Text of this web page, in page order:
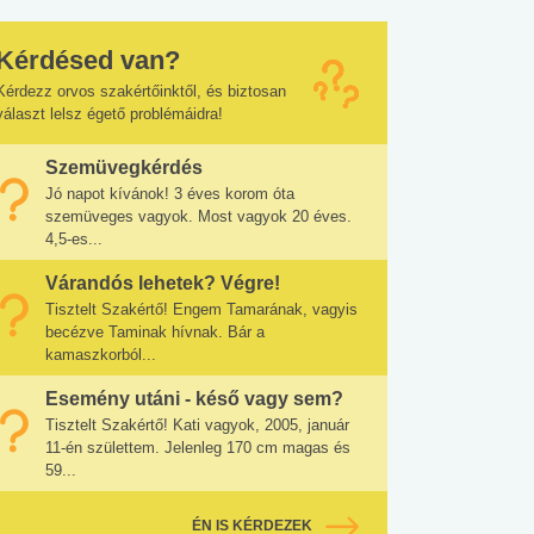
van?
orvos szakértőinktől, és biztosan
lelsz égető problémáidra!
Szemüvegkérdés
Jó napot kívánok! 3 éves korom óta
szemüveges vagyok. Most vagyok 20 éves.
4,5-es...
Várandós lehetek? Végre!
Tisztelt Szakértő! Engem Tamarának, vagyis
becézve Taminak hívnak. Bár a
kamaszkorból...
Esemény utáni - késő vagy sem?
Tisztelt Szakértő! Kati vagyok, 2005, január
11-én születtem. Jelenleg 170 cm magas és
59...
ÉN IS KÉRDEZEK